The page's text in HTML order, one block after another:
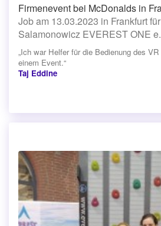
Firmenevent bei McDonalds in
Job am 13.03.2023 in Frankfurt
Salamonowicz EVEREST ONE
„Ich war Helfer für die Bedienung des
einem Event.“
Taj Eddine